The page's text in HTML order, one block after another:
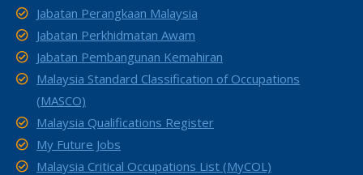
Jabatan Perangkaan Malaysia
Jabatan Perkhidmatan Awam
Jabatan Pembangunan Kemahiran
Malaysia Standard Classification of Occupations
(MASCO)
Malaysia Qualifications Register
My Future Jobs
Malaysia Critical Occupations List (MyCOL)